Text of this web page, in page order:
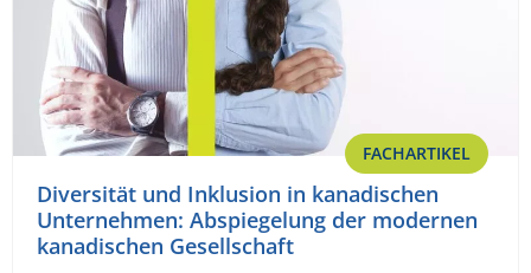
FACHARTIKEL
Diversität und Inklusion in kanadischen
Unternehmen: Abspiegelung der modernen
kanadischen Gesellschaft